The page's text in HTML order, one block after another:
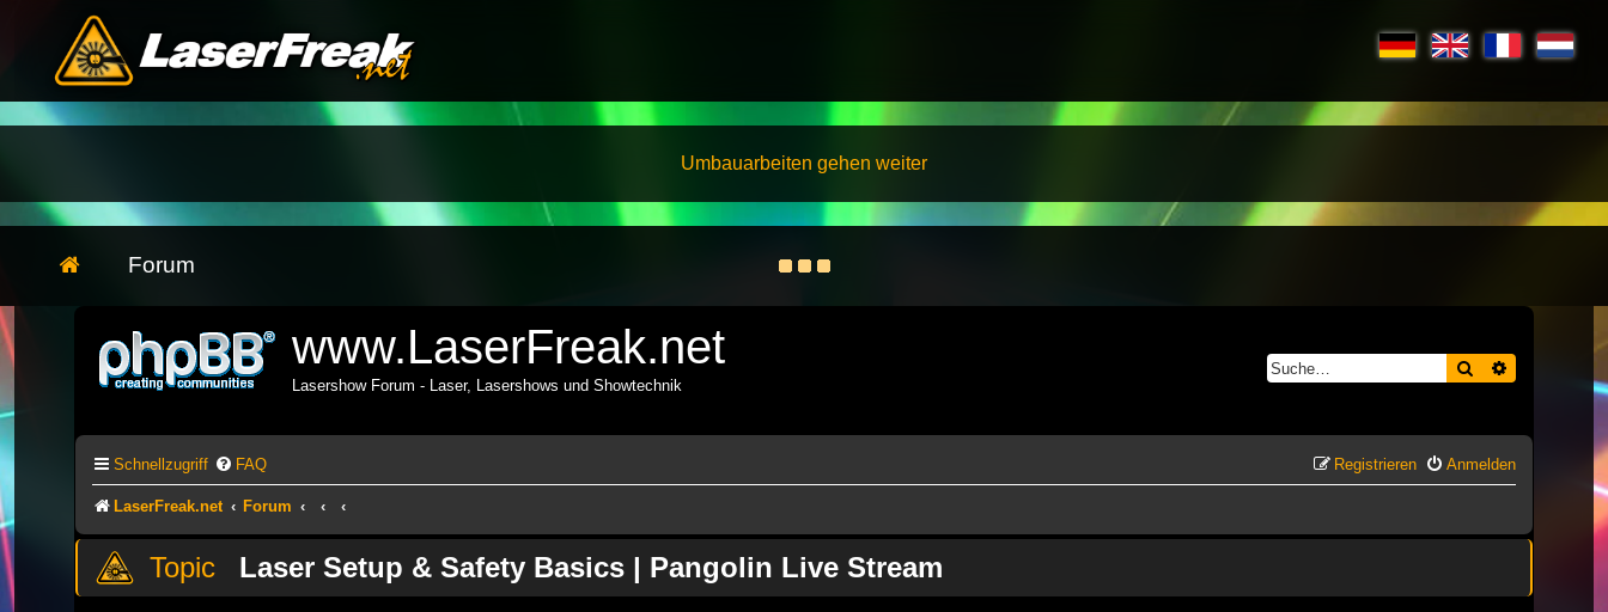
Umbauarbeiten gehen weiter
Forum
www.LaserFreak.net
Lasershow Forum - Laser, Lasershows und Showtechnik
Suche
Schnellzugriff FAQ Anmelden
Registrieren
LaserFreak.net Forum
Laser Setup & Safety Basics | Pangolin Live Stream